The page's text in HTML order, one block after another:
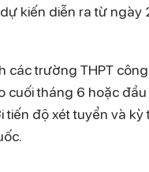
kiến diễn ra từ ngày
các trường THPT
cuối tháng 6 hoặc
tiến độ xét tuyển và kỳ